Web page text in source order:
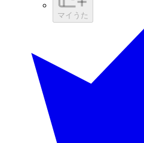
マイうた